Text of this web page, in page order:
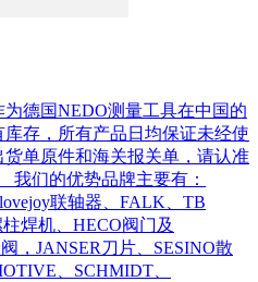
为德国NEDO测量工具在中国的
存，所有产品日均保证未经使
单原件和海关报关单，请认准
我们的优势品牌主要有：
联轴器、FALK、TB
焊机、HECO阀门及
，JANSER刀片、SESINO散
、SCHMIDT、